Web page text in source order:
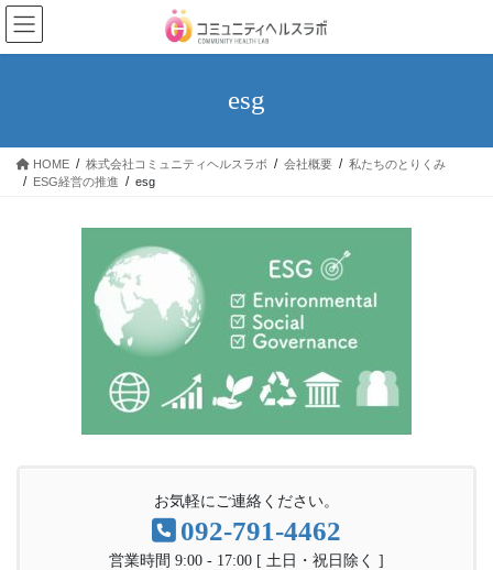
コ
ン
テ
ス
ナ
ビ
ゲ
ン
esg
HOME 株式会社コミュニティヘルスラボ 会社概要
私たちのとりくみ
ESG経営の推進
esg
お気軽にご連絡ください。
092-791-4462
営業時間 9:00 - 17:00 [ 土日・祝日除く ]